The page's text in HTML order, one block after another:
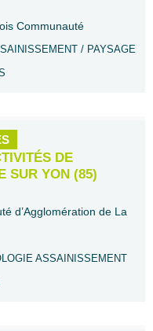
Communauté
/ PAYSAGE
DE
SUR YON (85)
d’Agglomération de La
ASSAINISSEMENT